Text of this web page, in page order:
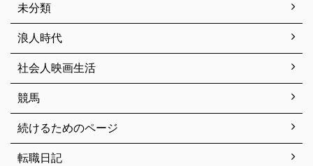
未分類
浪人時代
社会人映画生活
競馬
続けるためのページ
転職日記